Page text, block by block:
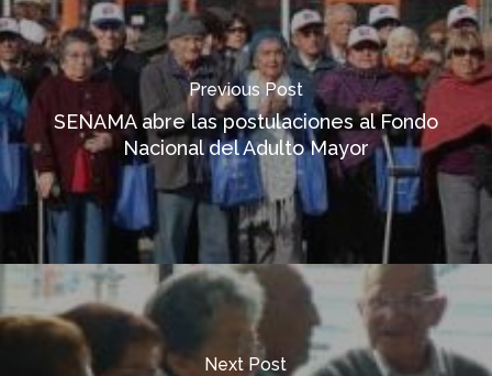
Previous Post
SENAMA abre las postulaciones al Fondo
Nacional del Adulto Mayor
Next Post